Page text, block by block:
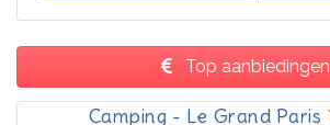
Top aanbiedingen
Camping - Le Grand Paris